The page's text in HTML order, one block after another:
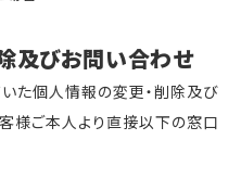
及びお問い合わせ
た個人情報の変更・削除及び
様ご本人より直接以下の窓口